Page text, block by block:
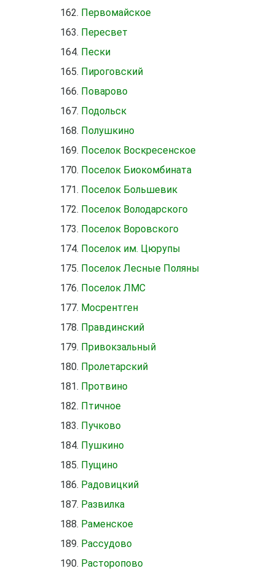
Первомайское
Пересвет
Пески
Пироговский
Поварово
Подольск
Полушкино
Поселок Воскресенское
Поселок Биокомбината
Поселок Большевик
Поселок Володарского
Поселок Воровского
Поселок им. Цюрупы
Поселок Лесные Поляны
Поселок ЛМС
Мосрентген
Правдинский
Привокзальный
Пролетарский
Протвино
Птичное
Пучково
Пушкино
Пущино
Радовицкий
Развилка
Раменское
Рассудово
Расторопово